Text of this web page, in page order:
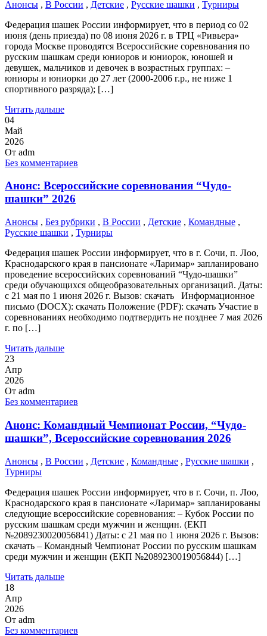
Анонсы , В России , Детские , Русские шашки , Турниры
Федерация шашек России информирует, что в период со 02
июня (день приезда) по 08 июня 2026 г. в ТРЦ «Ривьера»
города Москве проводятся Всероссийские соревнования по
русским шашкам среди юниоров и юниорок, юношей и
девушек, мальчиков и девочек в возрастных группах: –
юниоры и юниорки до 27 лет (2000-2006 г.р., не ниже 1
спортивного разряда); […]
Читать дальше
04
Май
2026
От adm
Без комментариев
Анонс: Всероссийские соревнования “Чудо-
шашки” 2026
Анонсы , Без рубрики , В России , Детские , Командные ,
Русские шашки , Турниры
Федерация шашек России информирует, что в г. Сочи, п. Лоо,
Краснодарского края в пансионате «Ларимар» запланировано
проведение всероссийских соревнований “Чудо-шашки”
среди обучающихся общеобразовательных организаций. Даты:
с 21 мая по 1 июня 2026 г. Вызов: скачать Информационное
письмо (DOCХ): скачать Положение (PDF): скачать Участие в
соревнованиях необходимо подтвердить не позднее 7 мая 2026
г. по […]
Читать дальше
23
Апр
2026
От adm
Без комментариев
Анонс: Командный Чемпионат России, “Чудо-
шашки”, Всероссийские соревнования 2026
Анонсы , В России , Детские , Командные , Русские шашки ,
Турниры
Федерация шашек России информирует, что в г. Сочи, п. Лоо,
Краснодарского края в пансионате «Ларимар» запланированы
следующие всероссийские соревнования: – Кубок России по
русским шашкам среди мужчин и женщин. (ЕКП
№2089230020056841) Даты: с 21 мая по 1 июня 2026 г. Вызов:
скачать – Командный Чемпионат России по русским шашкам
среди мужчин и женщин (ЕКП №2089230019056844) […]
Читать дальше
18
Апр
2026
От adm
Без комментариев